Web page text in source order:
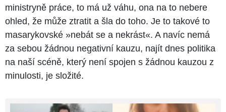
ministryně práce, to má už váhu, ona na to nebere
ohled, že může ztratit a šla do toho. Je to takové to
masarykovské »nebát se a nekrást«. A navíc nemá
za sebou žádnou negativní kauzu, najít dnes politika
na naší scéně, který není spojen s žádnou kauzou z
minulosti, je složité.